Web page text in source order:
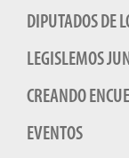
DIPUTADOS DE
LEGISLEMOS
CREANDO
EVENTOS